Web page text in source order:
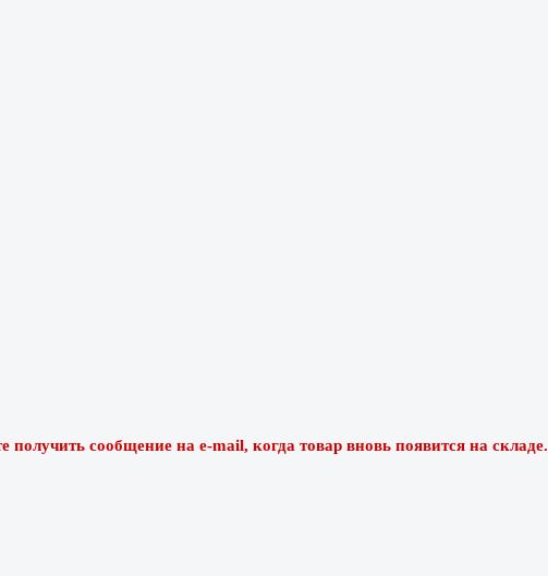
сообщение на e-mail, когда товар вновь появится на складе.